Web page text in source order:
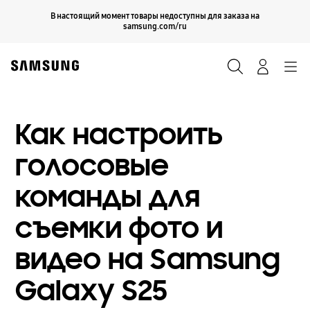
В настоящий момент товары недоступны для заказа на
samsung.com/ru
Продолжить
Как настроить
голосовые
команды для
съемки фото и
видео на Samsung
Galaxy S25